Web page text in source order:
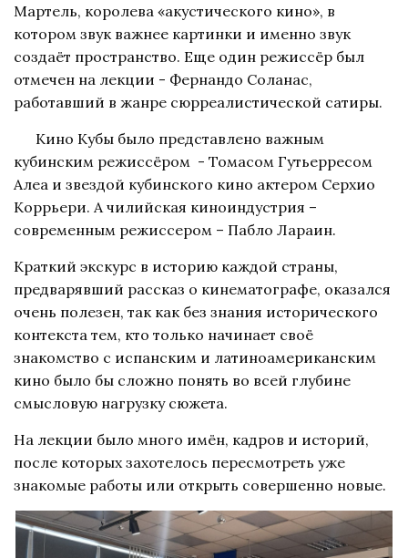
Мартель, королева «акустического кино», в
котором звук важнее картинки и именно звук
создаёт пространство. Еще один режиссёр был
отмечен на лекции - Фернандо Соланас,
работавший в жанре сюрреалистической сатиры.
Кино Кубы было представлено важным
кубинским режиссёром - Томасом Гутьерресом
Алеа и звездой кубинского кино актером Серхио
Коррьери. А чилийская киноиндустрия –
современным режиссером – Пабло Лараин.
Краткий экскурс в историю каждой страны,
предварявший рассказ о кинематографе, оказался
очень полезен, так как без знания исторического
контекста тем, кто только начинает своё
знакомство с испанским и латиноамериканским
кино было бы сложно понять во всей глубине
смысловую нагрузку сюжета.
На лекции было много имён, кадров и историй,
после которых захотелось пересмотреть уже
знакомые работы или открыть совершенно новые.